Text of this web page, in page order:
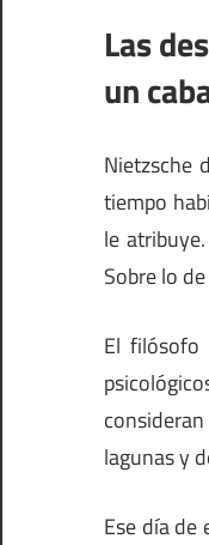
Las
un
Nietzsche
tiempo
le
Sobre lo
El
lagunas y
Ese día de